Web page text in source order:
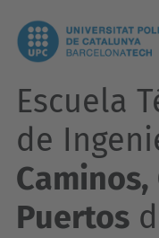
Escuela
de
Puertos